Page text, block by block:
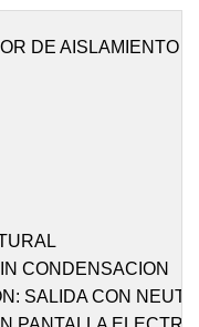
DE AISLAMIENTO
CONDENSACION
SALIDA CON